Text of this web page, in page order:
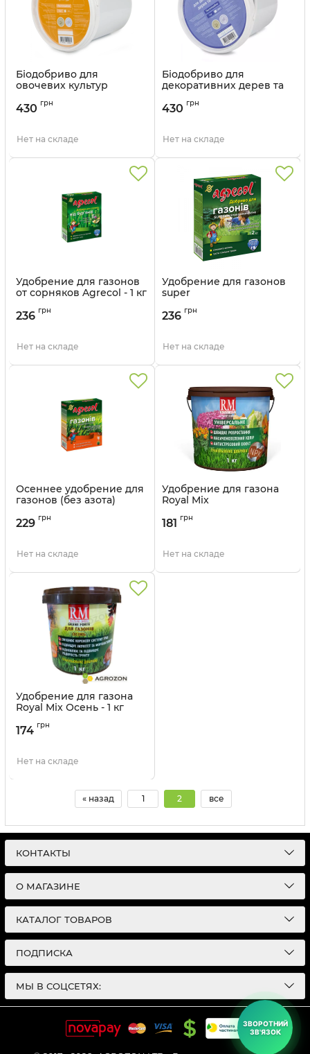
ЗВОРОТНИЙ
ЗВ'ЯЗОК
Біодобриво для
овочевих культур
Артикул:
430 грн
Нет на складе
Біодобриво для
декоративних дерев та
Артикул:
430 грн
Нет на складе
Удобрение для газонов
от сорняков Agrecol - 1 кг
236 грн
Нет на складе
Удобрение для газонов
super
Agrecol - 1 кг
236 грн
Нет на складе
Осеннее удобрение для
газонов (без азота)
Артикул:
229 грн
Нет на складе
Удобрение для газона
Royal Mix
Артикул:
181 грн
Нет на складе
Удобрение для газона
Royal Mix Осень - 1 кг
174 грн
Нет на складе
« назад 1 2 все
КОНТАКТЫ
О МАГАЗИНЕ
КАТАЛОГ ТОВАРОВ
ПОДПИСКА
МЫ В СОЦСЕТЯХ: